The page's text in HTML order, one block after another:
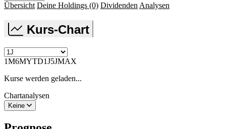
Übersicht Deine Holdings (0) Dividenden Analysen
Kurs-Chart
1M6MYTD1J5JMAX
Kurse werden geladen...
Chartanalysen
Keine